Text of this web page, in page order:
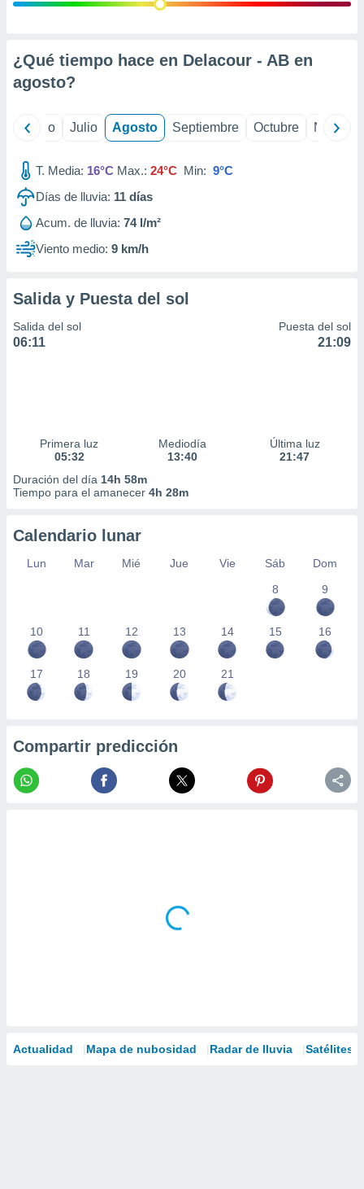
e
mediante
de
1199
¿Qué tiempo hace en Delacour - AB en
agosto?
Junio Julio Agosto Septiembre Octubre
T. Media: 16°C Max.: 24°C Min: 9°C
Días de lluvia: 11 días
Acum. de lluvia: 74 l/m²
Viento medio: 9 km/h
Salida y Puesta del sol
Salida del sol
06:11
Puesta del sol
21:09
Primera luz
05:32
Mediodía
13:40
Última luz
21:47
Duración del día 14h 58m
Tiempo para el amanecer 4h 28m
Calendario lunar
Lun Mar Mié Jue Vie Sáb
Dom
8
9
10 11 12 13 14 15 16
17 18 19 20 21
Compartir predicción
Actualidad Mapa de nubosidad Radar de lluvia Satélites